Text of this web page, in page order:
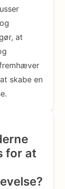
at
skabe en
for at